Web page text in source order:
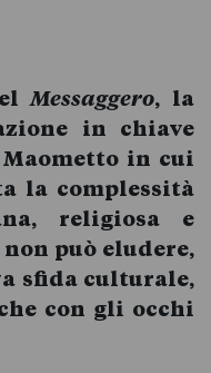
Messaggero, la
in chiave
in cui
la complessità
religiosa e
può eludere,
sfida culturale,
con gli occhi